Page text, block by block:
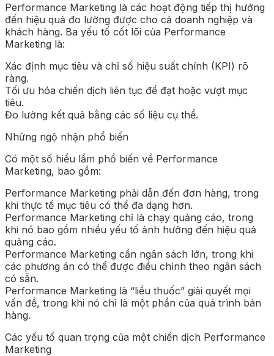
Performance Marketing là các hoạt động tiếp thị hướng
đến hiệu quả đo lường được cho cả doanh nghiệp và
khách hàng. Ba yếu tố cốt lõi của Performance
Marketing là:
Xác định mục tiêu và chỉ số hiệu suất chính (KPI) rõ
ràng.
Tối ưu hóa chiến dịch liên tục để đạt hoặc vượt mục
tiêu.
Đo lường kết quả bằng các số liệu cụ thể.
Những ngộ nhận phổ biến
Có một số hiểu lầm phổ biến về Performance
Marketing, bao gồm:
Performance Marketing phải dẫn đến đơn hàng, trong
khi thực tế mục tiêu có thể đa dạng hơn.
Performance Marketing chỉ là chạy quảng cáo, trong
khi nó bao gồm nhiều yếu tố ảnh hưởng đến hiệu quả
quảng cáo.
Performance Marketing cần ngân sách lớn, trong khi
các phương án có thể được điều chỉnh theo ngân sách
có sẵn.
Performance Marketing là “liều thuốc” giải quyết mọi
vấn đề, trong khi nó chỉ là một phần của quá trình bán
hàng.
Các yếu tố quan trọng của một chiến dịch Performance
Marketing